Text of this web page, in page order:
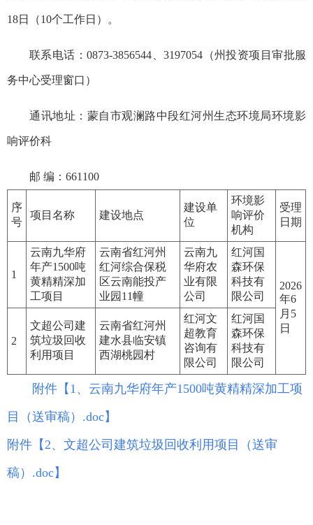
18日（10个工作日）。
联系电话：0873-3856544、3197054（州投资项目审批服
务中心受理窗口）
通讯地址：蒙自市观澜路中段红河州生态环境局环境影
响评价科
邮 编：661100
序
号
项目名称 建设地点
建设单
位
环境影
响评价
机构
受理
日期
1
云南九华府
年产1500吨
黄精精深加
工项目
云南省红河州
红河综合保税
区云南能投产
业园11幢
云南九
华府农
业有限
公司
红河国
森环保
科技有
限公司
2026
年6
月5
日
2
文超公司建
筑垃圾回收
利用项目
云南省红河州
建水县临安镇
西湖桃园村
红河文
超教育
咨询有
限公司
红河国
森环保
科技有
限公司
附件【 1、云南九华府年产1500吨黄精精深加工项
目（送审稿）.doc】
附件【2、文超公司建筑垃圾回收利用项目（送审
稿）.doc】